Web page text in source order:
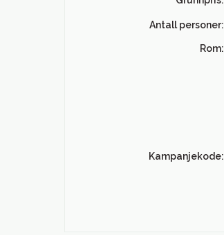
Antall personer:
Rom:
Kampanjekode: